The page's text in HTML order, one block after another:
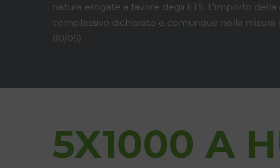
natura erogate a favore degli ETS. L’importo
complessivo dichiarato e comunque nella misura
80/05)
5X1000 A